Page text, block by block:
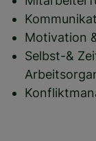
Motivation
Selbst-&